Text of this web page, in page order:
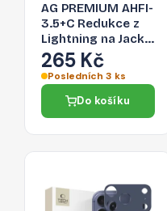
AG PREMIUM AHFI-
3.5+C Redukce z
Lightning na Jack
3,5/Lightning,
černá
265 Kč
Posledních 3 ks
Do košíku